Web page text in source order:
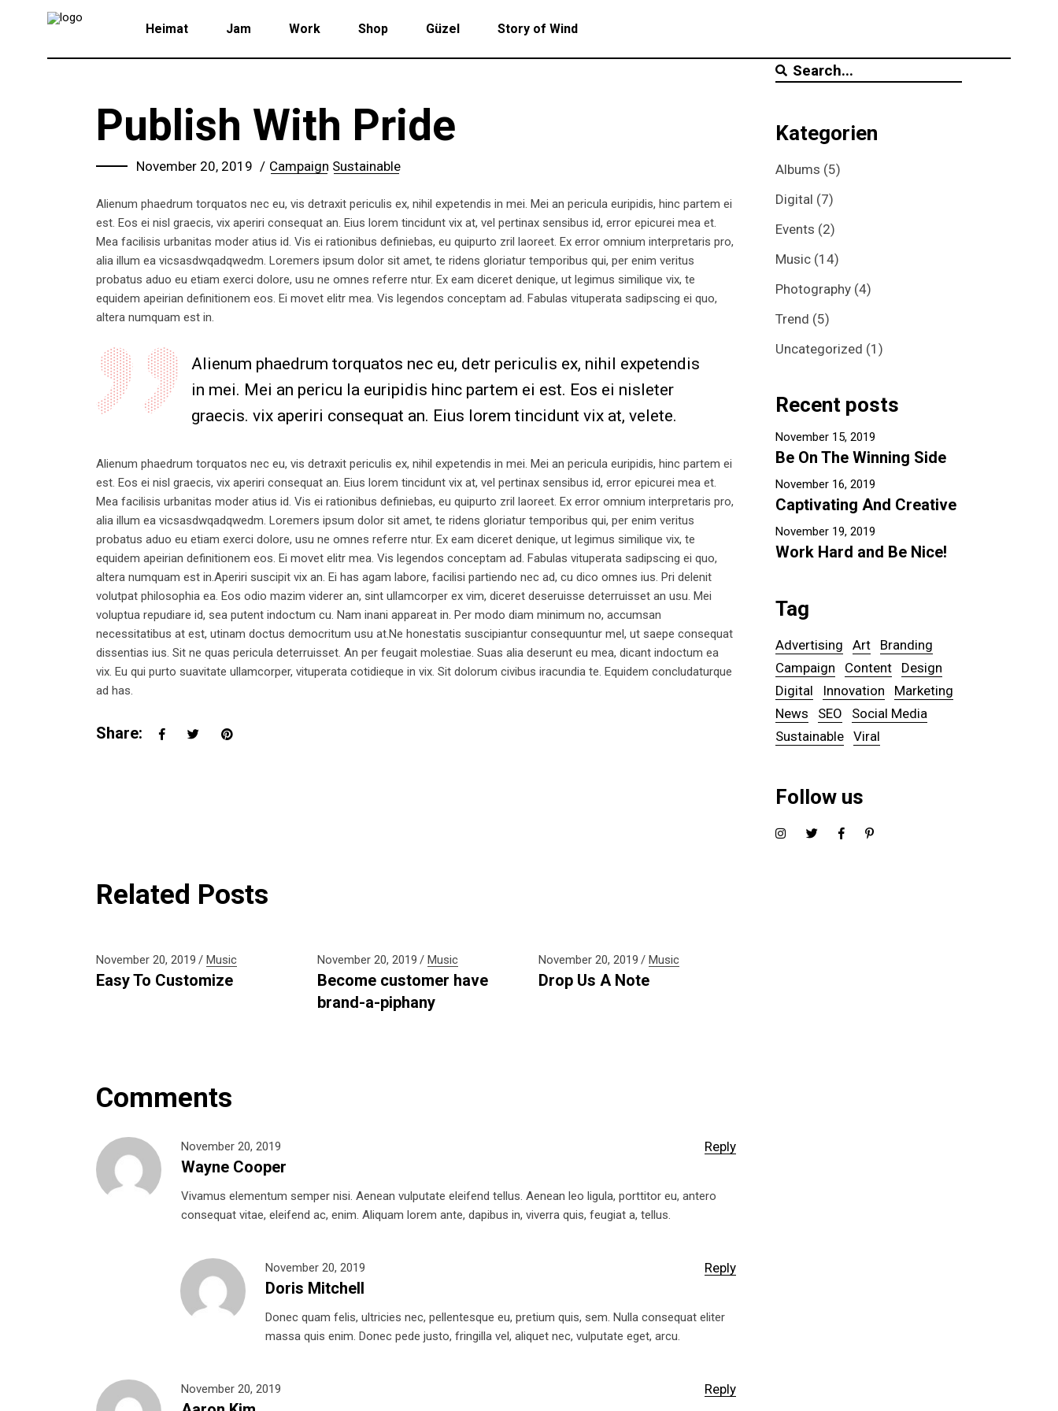
Heimat Jam Work Shop Güzel Story of Wind
Publish With Pride
November 20, 2019 Campaign Sustainable
Alienum phaedrum torquatos nec eu, vis detraxit periculis ex, nihil expetendis in mei. Mei an pericula euripidis, hinc partem ei
est. Eos ei nisl graecis, vix aperiri consequat an. Eius lorem tincidunt vix at, vel pertinax sensibus id, error epicurei mea et.
Mea facilisis urbanitas moder atius id. Vis ei rationibus definiebas, eu quipurto zril laoreet. Ex error omnium interpretaris pro,
alia illum ea vicsasdwqadqwedm. Loremers ipsum dolor sit amet, te ridens gloriatur temporibus qui, per enim veritus
probatus aduo eu etiam exerci dolore, usu ne omnes referre ntur. Ex eam diceret denique, ut legimus similique vix, te
equidem apeirian definitionem eos. Ei movet elitr mea. Vis legendos conceptam ad. Fabulas vituperata sadipscing ei quo,
altera numquam est in.
Alienum phaedrum torquatos nec eu, detr periculis ex, nihil expetendis
in mei. Mei an pericu la euripidis hinc partem ei est. Eos ei nisleter
graecis. vix aperiri consequat an. Eius lorem tincidunt vix at, velete.
Alienum phaedrum torquatos nec eu, vis detraxit periculis ex, nihil expetendis in mei. Mei an pericula euripidis, hinc partem ei
est. Eos ei nisl graecis, vix aperiri consequat an. Eius lorem tincidunt vix at, vel pertinax sensibus id, error epicurei mea et.
Mea facilisis urbanitas moder atius id. Vis ei rationibus definiebas, eu quipurto zril laoreet. Ex error omnium interpretaris pro,
alia illum ea vicsasdwqadqwedm. Loremers ipsum dolor sit amet, te ridens gloriatur temporibus qui, per enim veritus
probatus aduo eu etiam exerci dolore, usu ne omnes referre ntur. Ex eam diceret denique, ut legimus similique vix, te
equidem apeirian definitionem eos. Ei movet elitr mea. Vis legendos conceptam ad. Fabulas vituperata sadipscing ei quo,
altera numquam est in.Aperiri suscipit vix an. Ei has agam labore, facilisi partiendo nec ad, cu dico omnes ius. Pri delenit
volutpat philosophia ea. Eos odio mazim viderer an, sint ullamcorper ex vim, diceret deseruisse deterruisset an usu. Mei
voluptua repudiare id, sea putent indoctum cu. Nam inani appareat in. Per modo diam minimum no, accumsan
necessitatibus at est, utinam doctus democritum usu at.Ne honestatis suscipiantur consequuntur mel, ut saepe consequat
dissentias ius. Sit ne quas pericula deterruisset. An per feugait molestiae. Suas alia deserunt eu mea, dicant indoctum ea
vix. Eu qui purto suavitate ullamcorper, vituperata cotidieque in vix. Sit dolorum civibus iracundia te. Equidem concludaturque
ad has.
Share:
Related Posts
November 20, 2019 Music
Easy To Customize
November 20, 2019 Music
Become customer have
brand-a-piphany
November 20, 2019 Music
Drop Us A Note
Comments
November 20, 2019 Reply
Wayne Cooper
Vivamus elementum semper nisi. Aenean vulputate eleifend tellus. Aenean leo ligula, porttitor eu, antero
consequat vitae, eleifend ac, enim. Aliquam lorem ante, dapibus in, viverra quis, feugiat a, tellus.
November 20, 2019 Reply
Doris Mitchell
Donec quam felis, ultricies nec, pellentesque eu, pretium quis, sem. Nulla consequat eliter
massa quis enim. Donec pede justo, fringilla vel, aliquet nec, vulputate eget, arcu.
November 20, 2019 Reply
Search
for:
Kategorien
Albums (5)
Digital (7)
Events (2)
Music(14)
Photography(4)
Trend (5)
Uncategorized (1)
Recent posts
November 15, 2019
Be On The Winning Side
November 16, 2019
Captivating And Creative
November 19, 2019
Work Hard and Be Nice!
Tag
Advertising Art
Branding
Campaign
Content
Design
Digital
Innovation
Marketing
News
SEO
Social Media
Sustainable
Viral
Follow us